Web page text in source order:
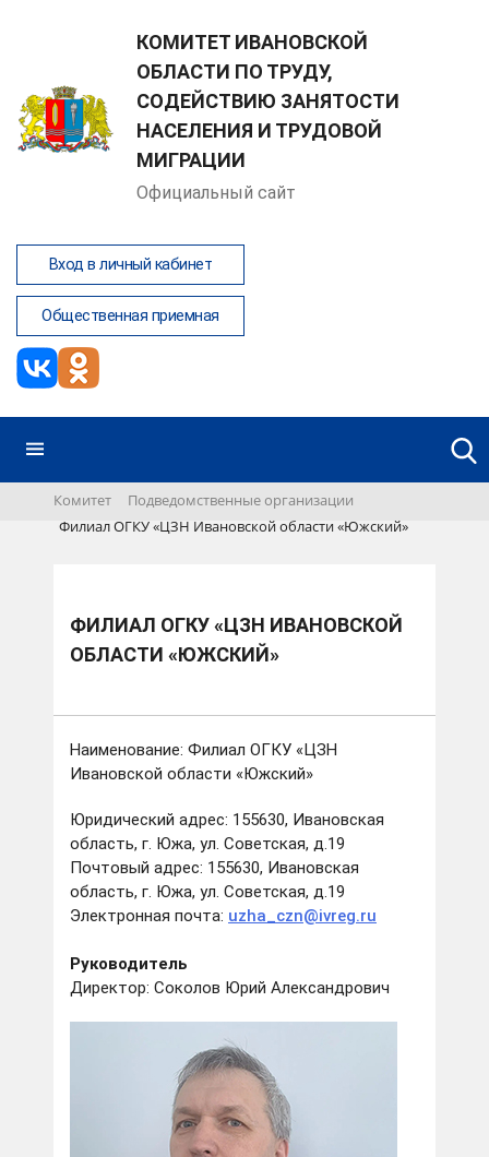
КОМИТЕТ ИВАНОВСКОЙ
ОБЛАСТИ ПО ТРУДУ,
СОДЕЙСТВИЮ ЗАНЯТОСТИ
НАСЕЛЕНИЯ И ТРУДОВОЙ
МИГРАЦИИ
Официальный сайт
Вход в личный кабинет
Общественная приемная
Комитет
Подведомственные организации
Филиал ОГКУ «ЦЗН Ивановской области «Южский»
ФИЛИАЛ ОГКУ «ЦЗН ИВАНОВСКОЙ
ОБЛАСТИ «ЮЖСКИЙ»
Наименование: Филиал ОГКУ «ЦЗН
Ивановской области «Южский»
Юридический адрес: 155630, Ивановская
область, г. Южа, ул. Советская, д.19
Почтовый адрес: 155630, Ивановская
область, г. Южа, ул. Советская, д.19
Электронная почта: uzha_czn@ivreg.ru
Руководитель
Директор: Соколов Юрий Александрович